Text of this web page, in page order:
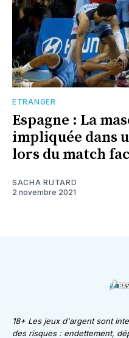
ETRANGER
Espagne : La
impliquée dans
lors du match
SACHA RUTARD
2 novembre 2021
18+ Les jeux d'argent sont
des risques : endettement,